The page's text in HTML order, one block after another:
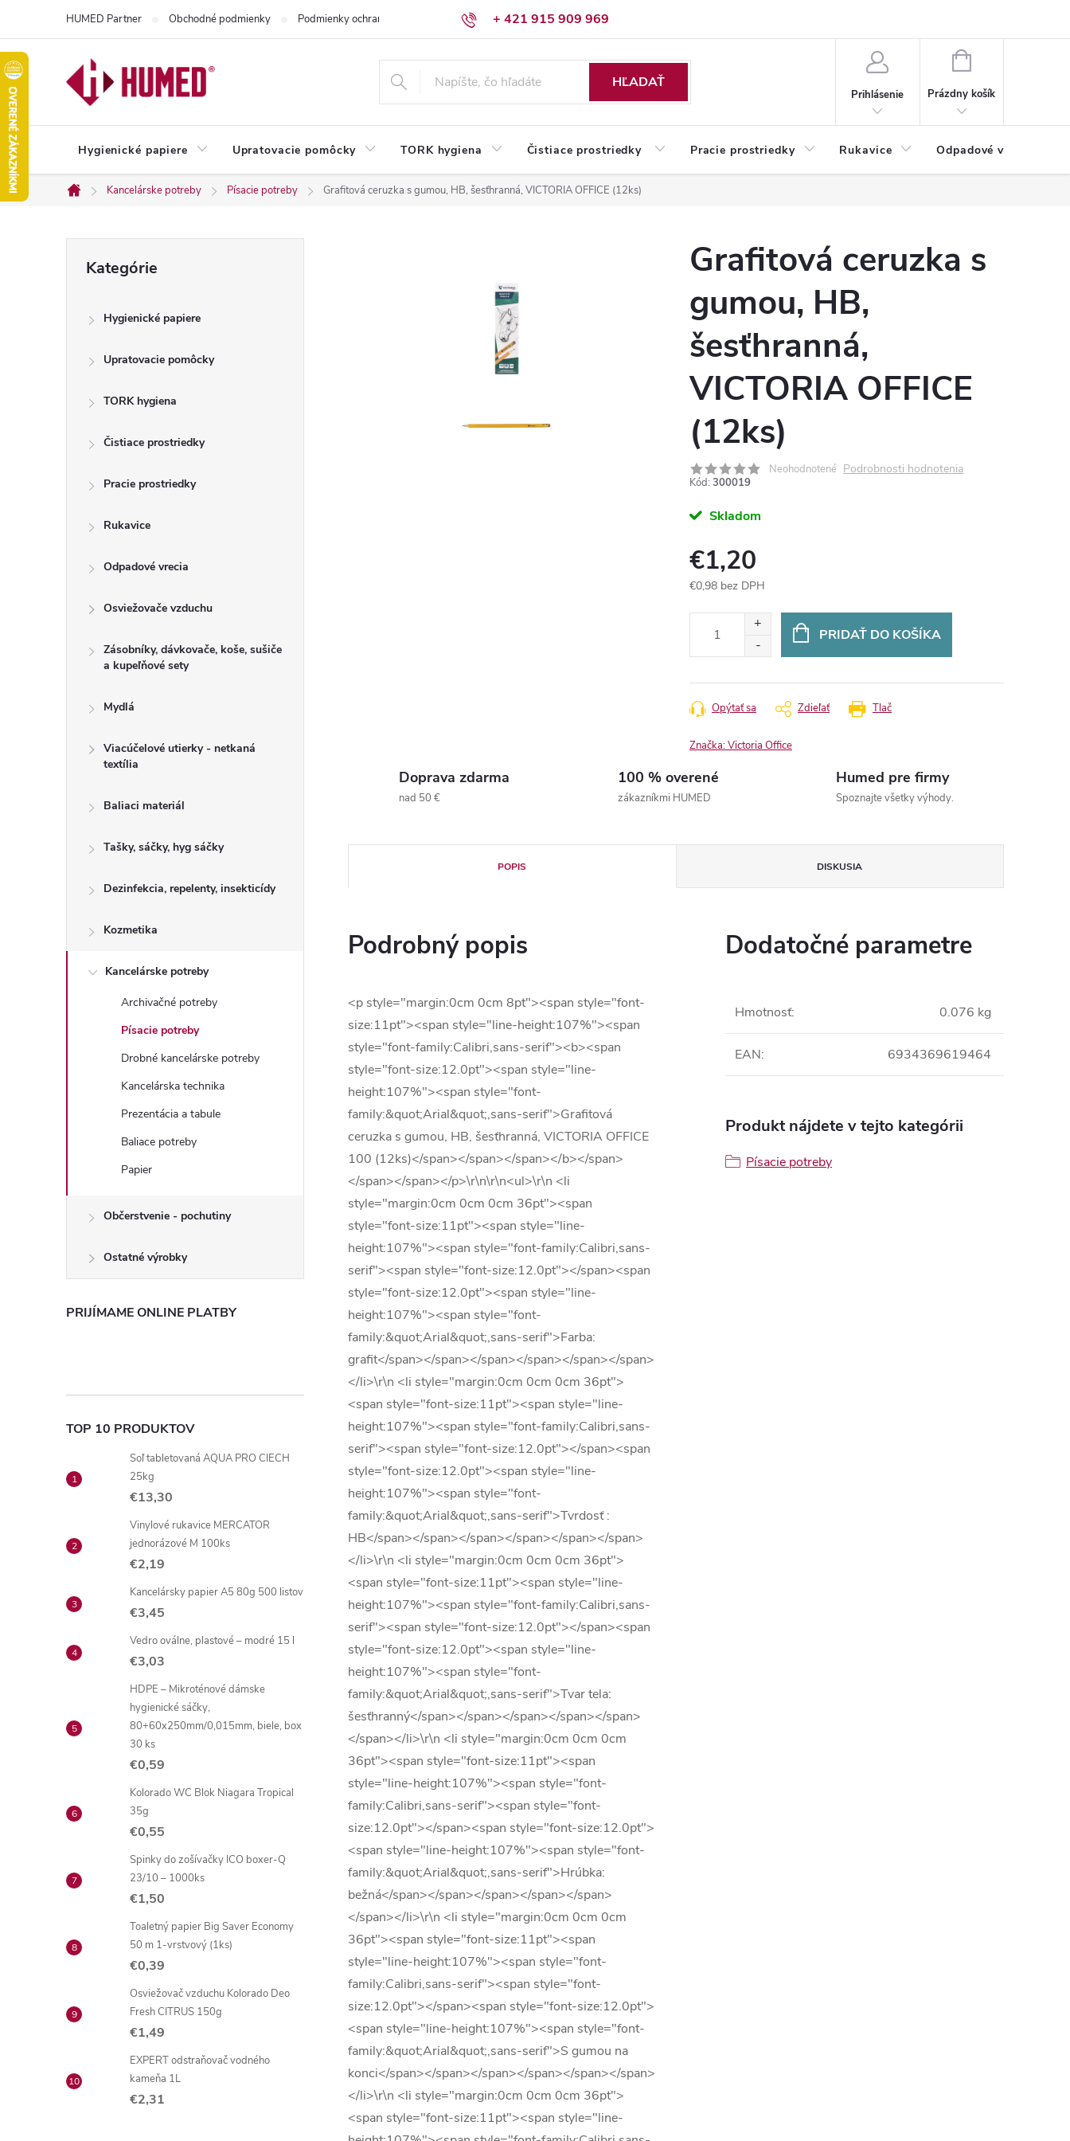
obsah
+ 421 915 909 969
HUMED Partner Obchodné podmienky Podmienky ochrany osobných údajov Reklamačný poriadok
HĽADAŤ
Prihlásenie
NÁKUPNÝ
Prázdny košík
Hygienické papiere Upratovacie pomôcky TORK hygiena Čistiace prostriedky Pracie prostriedky Rukavice Odpadové vrecia
Domov
Kancelárske potreby Písacie potreby Grafitová ceruzka s gumou, HB, šesťhranná, VICTORIA OFFICE (12ks)
kategórie
Kategórie
Hygienické papiere
Upratovacie pomôcky
TORK hygiena
Čistiace prostriedky
Pracie prostriedky
Rukavice
Odpadové vrecia
Osviežovače vzduchu
Zásobníky, dávkovače, koše, sušiče
a kupeľňové sety
Mydlá
Viacúčelové utierky - netkaná
textília
Baliaci materiál
Tašky, sáčky, hyg sáčky
Dezinfekcia, repelenty, insekticídy
Kozmetika
Kancelárske potreby
Archivačné potreby
Písacie potreby
Drobné kancelárske potreby
Kancelárska technika
Prezentácia a tabule
Baliace potreby
Papier
Občerstvenie - pochutiny
Ostatné výrobky
PRIJÍMAME ONLINE PLATBY
TOP 10 PRODUKTOV
Soľ tabletovaná AQUA PRO CIECH
25kg
€13,30
Vinylové rukavice MERCATOR
jednorázové M 100ks
€2,19
Kancelársky papier A5 80g 500 listov
€3,45
Vedro oválne, plastové – modré 15 l
€3,03
HDPE – Mikroténové dámske
hygienické sáčky,
80+60x250mm/0,015mm, biele, box
30 ks
€0,59
Kolorado WC Blok Niagara Tropical
35g
€0,55
Spinky do zošívačky ICO boxer-Q
23/10 – 1000ks
€1,50
Toaletný papier Big Saver Economy
50 m 1-vrstvový (1ks)
€0,39
Osviežovač vzduchu Kolorado Deo
Fresh CITRUS 150g
€1,49
EXPERT odstraňovač vodného
kameňa 1L
€2,31
Grafitová ceruzka s
gumou, HB,
šesťhranná,
VICTORIA OFFICE
(12ks)
Neohodnotené Podrobnosti hodnotenia
Kód: 300019
Skladom
€1,20
€0,98 bez DPH
PRIDAŤ DO KOŠÍKA
Tlač
Opýtať sa Zdieľať
Značka:Victoria Office
Doprava zdarma
nad 50 €
100 % overené
zákazníkmi HUMED
Humed pre firmy
Spoznajte všetky výhody.
POPIS DISKUSIA
Podrobný popis
<p style="margin:0cm 0cm 8pt"><span style="font-
size:11pt"><span style="line-height:107%"><span
style="font-family:Calibri,sans-serif"><b><span
style="font-size:12.0pt"><span style="line-
height:107%"><span style="font-
family:&quot;Arial&quot;,sans-serif">Grafitová
ceruzka s gumou, HB, šesťhranná, VICTORIA OFFICE
100 (12ks)</span></span></span></b></span>
</span></span></p>\r\n\r\n<ul>\r\n <li
style="margin:0cm 0cm 0cm 36pt"><span
style="font-size:11pt"><span style="line-
height:107%"><span style="font-family:Calibri,sans-
serif"><span style="font-size:12.0pt"></span><span
style="font-size:12.0pt"><span style="line-
height:107%"><span style="font-
family:&quot;Arial&quot;,sans-serif">Farba:
grafit</span></span></span></span></span></span>
</li>\r\n <li style="margin:0cm 0cm 0cm 36pt">
<span style="font-size:11pt"><span style="line-
height:107%"><span style="font-family:Calibri,sans-
serif"><span style="font-size:12.0pt"></span><span
style="font-size:12.0pt"><span style="line-
height:107%"><span style="font-
family:&quot;Arial&quot;,sans-serif">Tvrdosť :
HB</span></span></span></span></span></span>
</li>\r\n <li style="margin:0cm 0cm 0cm 36pt">
<span style="font-size:11pt"><span style="line-
height:107%"><span style="font-family:Calibri,sans-
serif"><span style="font-size:12.0pt"></span><span
style="font-size:12.0pt"><span style="line-
height:107%"><span style="font-
family:&quot;Arial&quot;,sans-serif">Tvar tela:
šesťhranný</span></span></span></span></span>
</span></li>\r\n <li style="margin:0cm 0cm 0cm
36pt"><span style="font-size:11pt"><span
style="line-height:107%"><span style="font-
family:Calibri,sans-serif"><span style="font-
size:12.0pt"></span><span style="font-size:12.0pt">
<span style="line-height:107%"><span style="font-
family:&quot;Arial&quot;,sans-serif">Hrúbka:
bežná</span></span></span></span></span>
</span></li>\r\n <li style="margin:0cm 0cm 0cm
36pt"><span style="font-size:11pt"><span
style="line-height:107%"><span style="font-
family:Calibri,sans-serif"><span style="font-
size:12.0pt"></span><span style="font-size:12.0pt">
<span style="line-height:107%"><span style="font-
family:&quot;Arial&quot;,sans-serif">S gumou na
konci</span></span></span></span></span></span>
</li>\r\n <li style="margin:0cm 0cm 0cm 36pt">
<span style="font-size:11pt"><span style="line-
Dodatočné parametre
Hmotnosť: 0.076 kg
EAN: 6934369619464
Produkt nájdete v tejto kategórii
Písacie potreby